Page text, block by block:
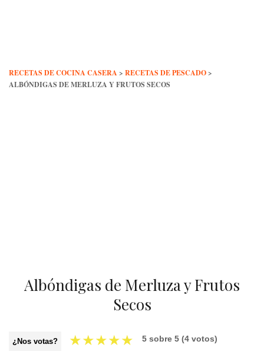
RECETAS DE COCINA CASERA > RECETAS DE PESCADO>
ALBÓNDIGAS DE MERLUZA Y FRUTOS SECOS
Albóndigas de Merluza y Frutos
Secos
¿Nos votas? ★★★★★ 5 sobre 5 (4 votos)